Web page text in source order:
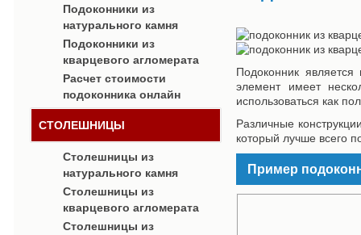
Подоконники из
натурального камня
Подоконники из
кварцевого агломерата
Расчет стоимости
подоконника онлайн
СТОЛЕШНИЦЫ
Столешницы из
натурального камня
Столешницы из
кварцевого агломерата
Столешницы из
Подоконник
элемент имеет
использоваться как
Различные
который лучше всего
Пример